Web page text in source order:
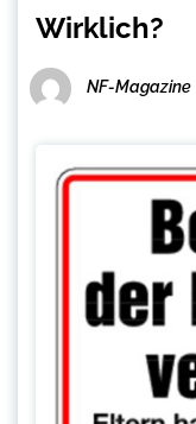
Wirklich?
NF-Magazine